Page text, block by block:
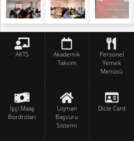
AKTS
Akademik
Takvim
Personel
Yemek
Menüsü
İşçi Maaş
Bordroları
Lojman
Başvuru
Sistemi
Dicle Card